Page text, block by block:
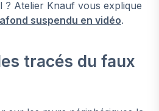
? Atelier Knauf vous explique
suspendu en vidéo.
tracés du faux